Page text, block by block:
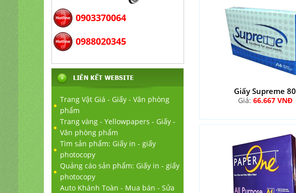
0903370064
0988020345
Trang Vật Giá - Giấy - Văn phòng
phẩm
Trang vàng - Yellowpapers - Giấy -
Văn phòng phẩm
Tìm sản phẩm: Giấy in - giấy
photocopy
Quảng cáo sản phẩm: Giấy in - giấy
photocopy
Auto Khánh Toàn - Mua bán - Sửa
Giấy Supreme 80
Giá: 66.667 VNĐ